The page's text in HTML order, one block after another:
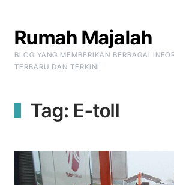
Rumah Majalah
BLOG YANG MEMBERIKAN BERBAGAI
TERBARU DAN TERKINI
Tag: E-toll